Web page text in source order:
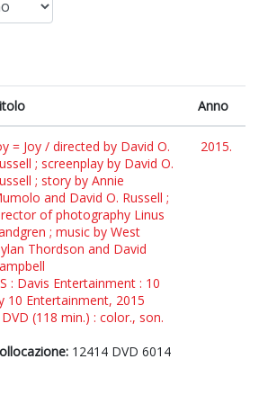
Anno
= Joy / directed by David O.
; screenplay by David O.
; story by Annie
and David O. Russell ;
of photography Linus
; music by West
Thordson and David
: Davis Entertainment : 10
10 Entertainment, 2015
(118 min.) : color., son.
12414 DVD 6014
2015.